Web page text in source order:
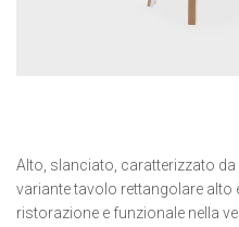
Alto, slanciato, caratterizzato da
variante tavolo rettangolare alto
ristorazione e funzionale nella